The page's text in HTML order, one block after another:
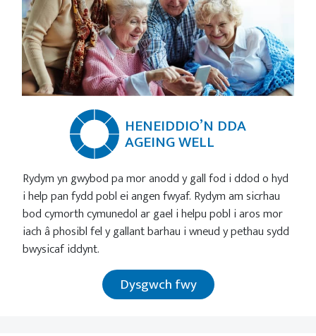
HENEIDDIO’N DDA
AGEING WELL
Rydym yn gwybod pa mor anodd y gall fod i ddod o hyd
i help pan fydd pobl ei angen fwyaf. Rydym am sicrhau
bod cymorth cymunedol ar gael i helpu pobl i aros mor
iach â phosibl fel y gallant barhau i wneud y pethau sydd
bwysicaf iddynt.
Dysgwch fwy